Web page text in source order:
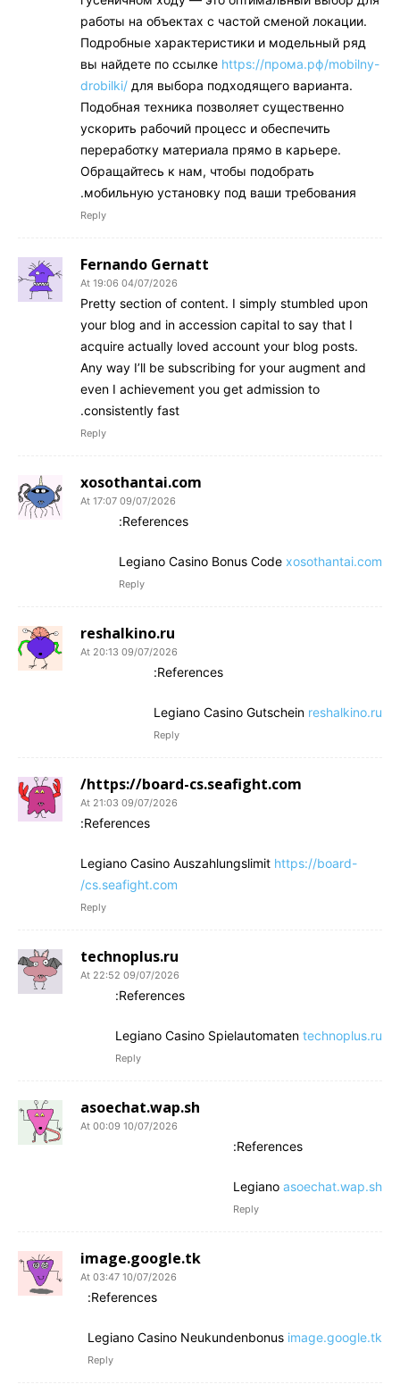
работы на объектах с частой сменой локации.
Подробные характеристики и модельный ряд
вы найдете по ссылке https://прома.рф/mobilny-
drobilki/ для выбора подходящего варианта.
Подобная техника позволяет существенно
ускорить рабочий процесс и обеспечить
переработку материала прямо в карьере.
Обращайтесь к нам, чтобы подобрать
мобильную установку под ваши требования.
Reply
Fernando Gernatt
04/07/2026 At 19:06
Pretty section of content. I simply stumbled upon
your blog and in accession capital to say that I
acquire actually loved account your blog posts.
Any way I’ll be subscribing for your augment and
even I achievement you get admission to
consistently fast.
Reply
xosothantai.com
09/07/2026 At 17:07
References:
Legiano Casino Bonus Code xosothantai.com
Reply
reshalkino.ru
09/07/2026 At 20:13
References:
Legiano Casino Gutschein reshalkino.ru
Reply
https://board-cs.seafight.com/
09/07/2026 At 21:03
References:
Legiano Casino Auszahlungslimit https://board-
cs.seafight.com/
Reply
technoplus.ru
09/07/2026 At 22:52
References:
Legiano Casino Spielautomaten technoplus.ru
Reply
asoechat.wap.sh
10/07/2026 At 00:09
References:
Legiano asoechat.wap.sh
Reply
image.google.tk
10/07/2026 At 03:47
References:
Legiano Casino Neukundenbonus image.google.tk
Reply